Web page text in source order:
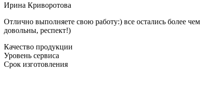
Ирина Криворотова
Отлично выполняете свою работу:) все остались более чем
довольны, респект!)
Качество продукции
Уровень сервиса
Срок изготовления